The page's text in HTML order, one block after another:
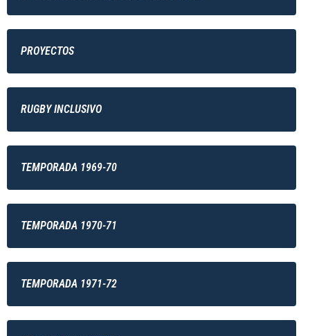
PROYECTOS
RUGBY INCLUSIVO
TEMPORADA 1969-70
TEMPORADA 1970-71
TEMPORADA 1971-72